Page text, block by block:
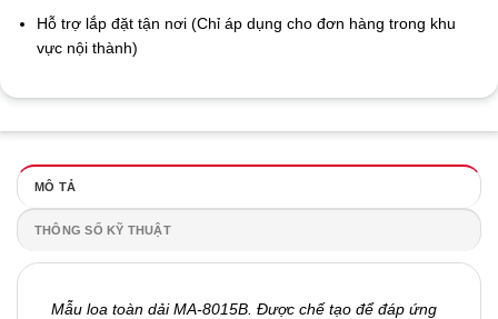
Hỗ trợ lắp đặt tận nơi (Chỉ áp dụng cho đơn hàng trong khu
vực nội thành)
MÔ TẢ
THÔNG SỐ KỸ THUẬT
Mẫu loa toàn dải MA-8015B. Được chế tạo để đáp ứng